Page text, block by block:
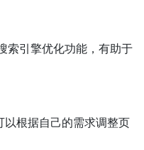
索引擎优化功能，有助于
根据自己的需求调整页